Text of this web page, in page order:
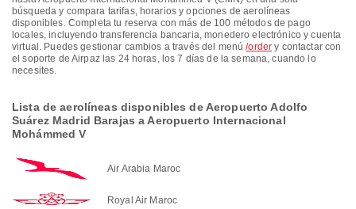
búsqueda y compara tarifas, horarios y opciones de aerolíneas
disponibles. Completa tu reserva con más de 100 métodos de pago
locales, incluyendo transferencia bancaria, monedero electrónico y cuenta
virtual. Puedes gestionar cambios a través del menú/order y contactar con
el soporte de Airpaz las 24 horas, los 7 días de la semana, cuando lo
necesites.
Lista de aerolíneas disponibles de Aeropuerto Adolfo
Suárez Madrid Barajas a Aeropuerto Internacional
Mohámmed V
Air Arabia Maroc
Royal Air Maroc